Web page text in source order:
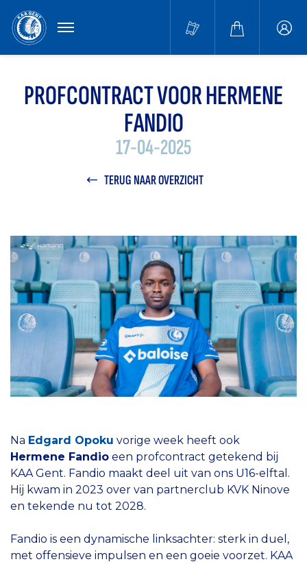
MENU
PROFCONTRACT VOOR HERMENE
FANDIO
17-04-2025
TERUG NAAR OVERZICHT
Na Edgard Opoku vorige week heeft ook
Hermene Fandio een profcontract getekend bij
KAA Gent. Fandio maakt deel uit van ons U16-elftal.
Hij kwam in 2023 over van partnerclub KVK Ninove
en tekende nu tot 2028.
Fandio is een dynamische linksachter: sterk in duel,
met offensieve impulsen en een goeie voorzet. KAA